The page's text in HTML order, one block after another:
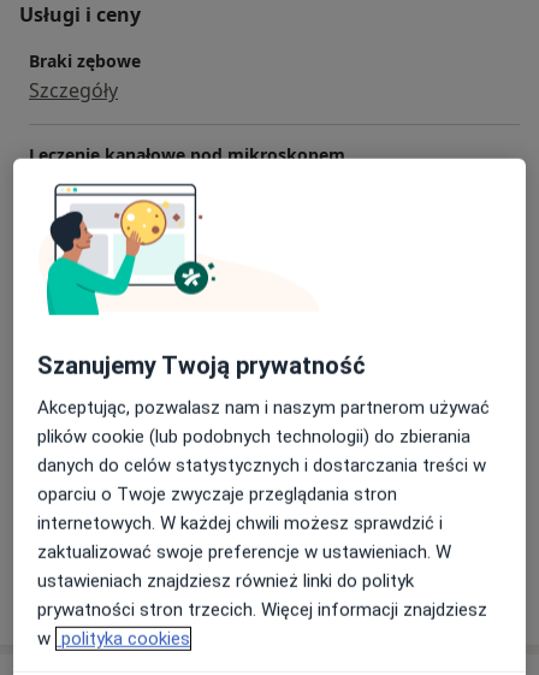
Usługi i ceny
Braki zębowe
Szczegóły
Leczenie kanałowe pod mikroskopem
Szczegóły
Wybielanie zębów
Szczegóły
Szczegóły
Stomatologia zachowawcza
Szczegóły
+ 23 usługi
W jaki sposób ustalane są ceny?
Szanujemy Twoją prywatność
Akceptując, pozwalasz nam i naszym partnerom używać
plików cookie (lub podobnych technologii) do zbierania
danych do celów statystycznych i dostarczania treści w
oparciu o Twoje zwyczaje przeglądania stron
internetowych. W każdej chwili możesz sprawdzić i
zaktualizować swoje preferencje w ustawieniach. W
ustawieniach znajdziesz również linki do polityk
prywatności stron trzecich. Więcej informacji znajdziesz
w polityka cookies